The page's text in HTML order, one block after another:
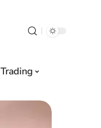
Trading